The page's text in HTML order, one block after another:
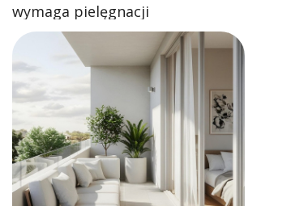
wymaga pielęgnacji